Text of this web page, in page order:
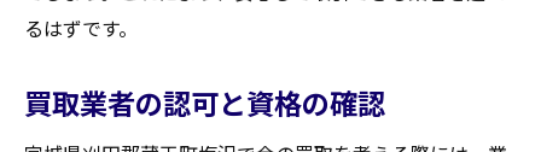
るはずです。
買取業者の認可と資格の確認